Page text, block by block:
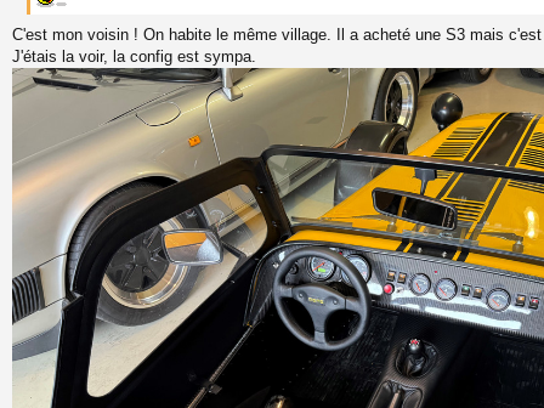
C'est mon voisin ! On habite le même village. Il a acheté une S3 mais
J'étais la voir, la config est sympa.